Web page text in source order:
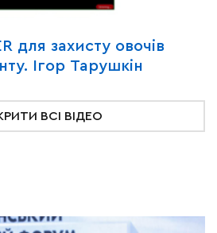
для захисту овочів
Ігор Тарушкін
ВСІ ВІДЕО